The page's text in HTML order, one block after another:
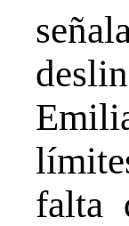
falta